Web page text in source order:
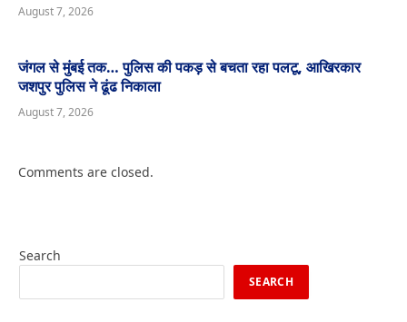
August 7, 2026
जंगल से मुंबई तक… पुलिस की पकड़ से बचता रहा पलटू, आखिरकार
जशपुर पुलिस ने ढूंढ निकाला
August 7, 2026
Comments are closed.
Search
SEARCH